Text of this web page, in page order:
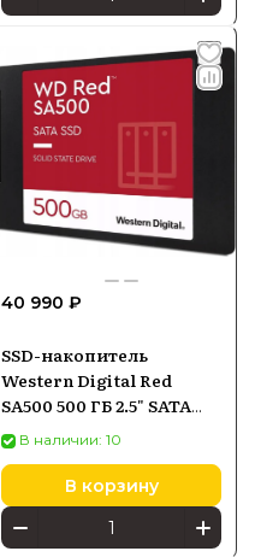
40 990 ₽
SSD-накопитель
Western Digital Red
SA500 500 ГБ 2.5" SATA
(WDS500G1R0A)
В наличии: 10
В корзину